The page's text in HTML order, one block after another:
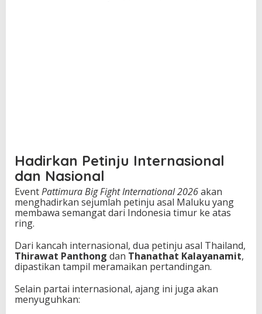
Hadirkan Petinju Internasional
dan Nasional
EventPattimura Big Fight International 2026akan
menghadirkan sejumlah petinju asal Maluku yang
membawa semangat dari Indonesia timur ke atas
ring.
Dari kancah internasional, dua petinju asal Thailand,
Thirawat Panthong dan Thanathat Kalayanamit,
dipastikan tampil meramaikan pertandingan.
Selain partai internasional, ajang ini juga akan
menyuguhkan: